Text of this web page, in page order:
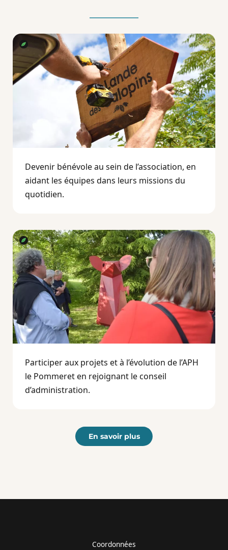
Devenir bénévole au sein de l’association, en
aidant les équipes dans leurs missions du
quotidien.
Participer aux projets et à l’évolution de l’APH
le Pommeret en rejoignant le conseil
d’administration.
En savoir plus
Coordonnées